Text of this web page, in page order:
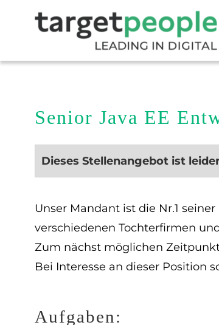
Senior Java EE
Dieses Stellenangebot ist
Unser Mandant ist die Nr.1
verschiedenen Tochterfirmen
Zum nächst möglichen Zeitpunkt
Bei Interesse an dieser Position
Aufgaben: